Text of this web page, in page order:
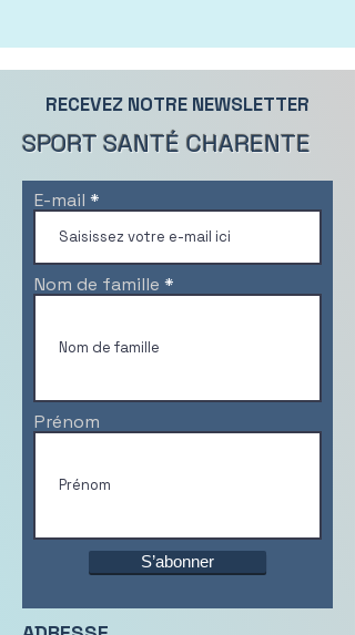
RECEVEZ NOTRE NEWSLETTER
SPORT SANTÉ CHARENTE
E-mail
Nom de famille
Prénom
S’abonner